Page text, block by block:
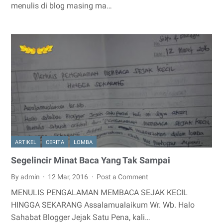
menulis di blog masing ma…
ARTIKEL CERITA LOMBA
Segelincir Minat Baca Yang Tak Sampai
By admin 12 Mar, 2016 Post a Comment
MENULIS PENGALAMAN MEMBACA SEJAK KECIL
HINGGA SEKARANG Assalamualaikum Wr. Wb. Halo
Sahabat Blogger Jejak Satu Pena, kali…